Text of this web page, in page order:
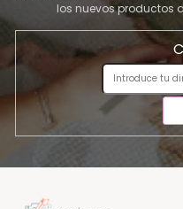
los nuevos productos